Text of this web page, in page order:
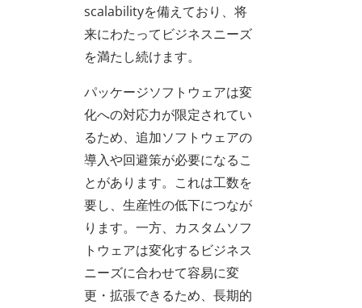
scalabilityを備えており、将
来にわたってビジネスニーズ
を満たし続けます。
パッケージソフトウェアは変
化への対応力が限定されてい
るため、追加ソフトウェアの
導入や回避策が必要になるこ
とがあります。これは工数を
要し、生産性の低下につなが
ります。一方、カスタムソフ
トウェアは変化するビジネス
ニーズに合わせて容易に変
更・拡張できるため、長期的